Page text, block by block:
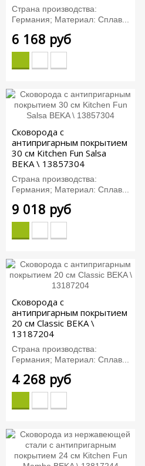
Страна производства:
Германия; Материал: Сплав...
6 168 руб
Сковорода с
антипригарным покрытием
30 см Kitchen Fun Salsa
BEKA \ 13857304
Страна производства:
Германия; Материал: Сплав...
9 018 руб
Сковорода с
антипригарным покрытием
20 см Classic BEKA \
13187204
Страна производства:
Германия; Материал: Сплав...
4 268 руб